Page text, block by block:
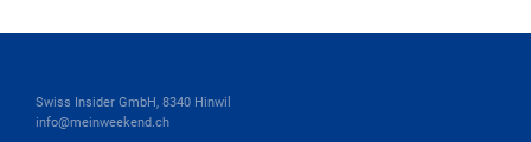
Swiss Insider GmbH, 8340 Hinwil
info@meinweekend.ch